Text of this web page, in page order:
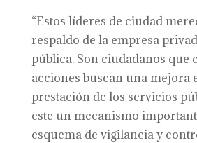
“Estos líderes de ciudad
respaldo de la empresa
pública. Son ciudadanos que
acciones buscan una mejora
prestación de los servicios
este un mecanismo
esquema de vigilancia y